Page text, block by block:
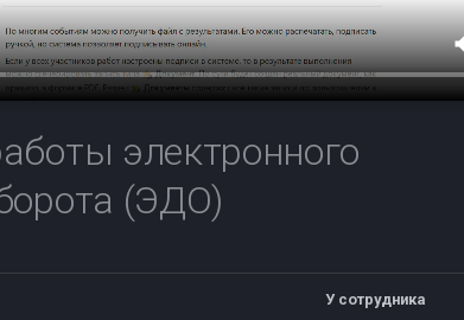
электронного
(ЭДО)
У сотрудника